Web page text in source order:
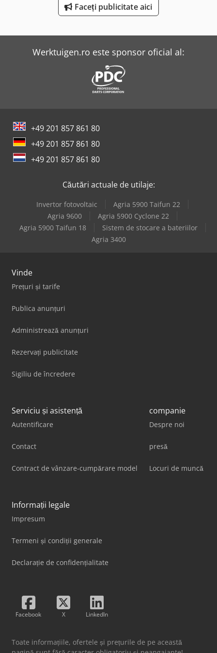
Metallkraft Fsbm 1020-25 E
Reichle & Knoedler Mașini De Frezat Orizontale
Weinbrenner Tsv 6/3050
Faceți publicitate aici
Werktuigen.ro este sponsor oficial al:
+49 201 857 861 80
+49 201 857 861 80
+49 201 857 861 80
Căutări actuale de utilaje:
Invertor fotovoltaic
Agria 5900 Taifun 22
Agria 9600
Agria 5900 Cyclone 22
Agria 5900 Taifun 18
Sistem de stocare a bateriilor
Agria 3400
Vinde
Prețuri și tarife
Publica anunțuri
Administrează anunțuri
Rezervați publicitate
Sigiliu de încredere
Serviciu și asistență
Autentificare
Contact
Contract de vânzare-cumpărare model
companie
Despre noi
presă
Locuri de muncă
Informații legale
Impresum
Termeni și condiții generale
Declarație de confidențialitate
Facebook X LinkedIn
Toate informațiile, ofertele și prețurile de pe această